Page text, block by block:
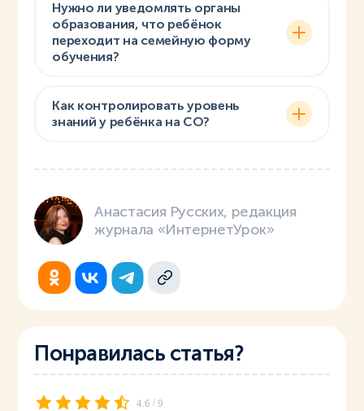
Нужно ли уведомлять органы
образования, что ребёнок
переходит на семейную форму
обучения?
Как контролировать уровень
знаний у ребёнка на СО?
Анастасия Русских, редакция
журнала «ИнтернетУрок»
Понравилась статья?
4.6 /9